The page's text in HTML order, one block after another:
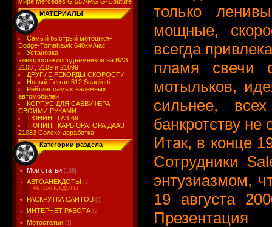
МАТЕРИАЛЫ
Самый быстрый мотоцикл–
Dodge-Tomahawk 640км/час
Установка
электростеклоподъемников на ВАЗ
2108 , 2109 и 21099
ДРУГИЕ РЕКОРДЫ СКОРОСТИ
Новый Ferrari 612 Scaglietti
Рейтинг самых надежных
автомобилей
КОРПУС ДЛЯ САБВУФЕРА
СВОИМИ РУКАМИ
ТЮНИНГ ГАЗ 69
ТЮНИНГ КАРБЮРАТОРА ДААЗ
21083 Солекс доработка
Категории раздела
Мои статьи [138]
АВТОАНЕКДОТЫ [2]
АВТОАНЕКДОТЫ
РАСКРУТКА САЙТОВ [5]
ИНТЕРНЕТ РАБОТА [2]
Мотостатьи [1]
только
мощные,
всегда
пламя свечи
мотыльков,
сильнее,
банкротству
Итак, в конце
Сотрудники
энтузиазмом,
19 августа
Презентация